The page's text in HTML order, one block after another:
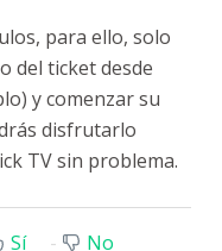
para ello, solo
del ticket desde
y comenzar su
disfrutarlo
TV sin problema.
Sí No